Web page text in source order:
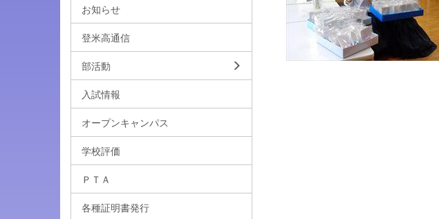
お知らせ
登米高通信
部活動
入試情報
オープンキャンパス
学校評価
ＰＴＡ
各種証明書発行